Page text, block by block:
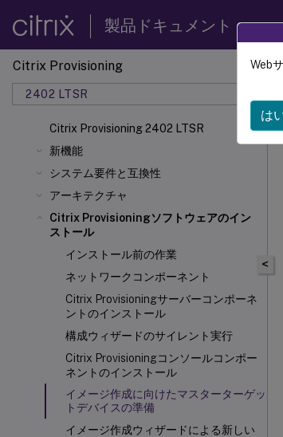
製品ドキュメント
Citrix Provisioning
2402 LTSR
Citrix Provisioning 2402 LTSR
新機能
システム要件と互換性
アーキテクチャ
Citrix Provisioningソフトウェアのイン
ストール
インストール前の作業
ネットワークコンポーネント
Citrix Provisioningサーバーコンポーネ
ントのインストール
構成ウィザードのサイレント実行
Citrix Provisioningコンソールコンポー
ネントのインストール
イメージ作成に向けたマスターターゲッ
トデバイスの準備
イメージ作成ウィザードによる新しい
<
Web
は